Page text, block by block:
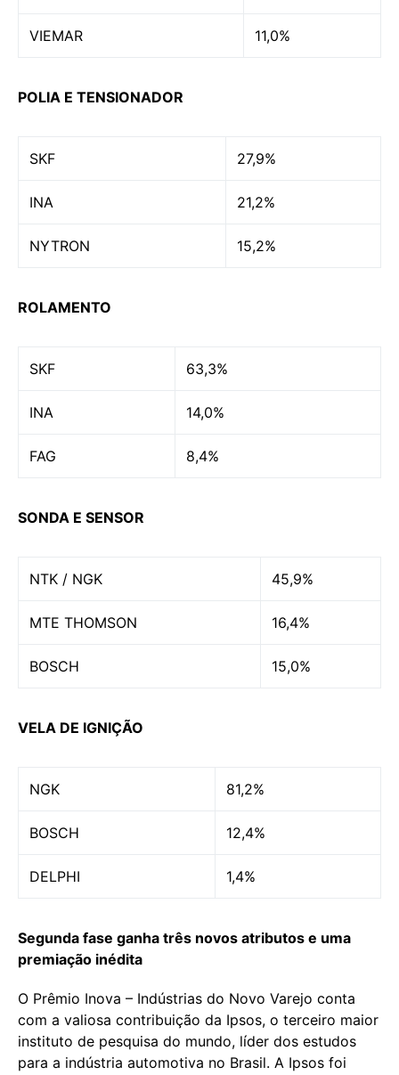
VIEMAR 11,0%
POLIA E TENSIONADOR
SKF 27,9%
INA 21,2%
NYTRON 15,2%
ROLAMENTO
SKF 63,3%
INA 14,0%
FAG 8,4%
SONDA E SENSOR
NTK / NGK 45,9%
MTE THOMSON 16,4%
BOSCH 15,0%
VELA DE IGNIÇÃO
NGK 81,2%
BOSCH 12,4%
DELPHI 1,4%
Segunda fase ganha três novos atributos e uma
premiação inédita
O Prêmio Inova – Indústrias do Novo Varejo conta
com a valiosa contribuição da Ipsos, o terceiro maior
instituto de pesquisa do mundo, líder dos estudos
para a indústria automotiva no Brasil. A Ipsos foi